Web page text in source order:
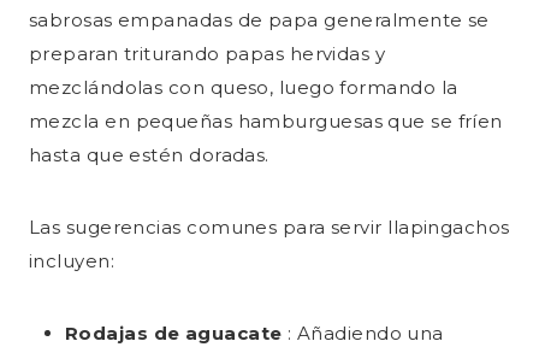
sabrosas empanadas de papa generalmente se
preparan triturando papas hervidas y
mezclándolas con queso, luego formando la
mezcla en pequeñas hamburguesas que se fríen
hasta que estén doradas.
Las sugerencias comunes para servir llapingachos
incluyen:
Rodajas de aguacate : Añadiendo una